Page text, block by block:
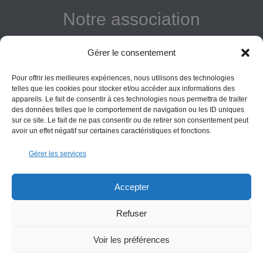
Gérer le consentement
Pour offrir les meilleures expériences, nous utilisons des technologies
telles que les cookies pour stocker et/ou accéder aux informations des
appareils. Le fait de consentir à ces technologies nous permettra de traiter
des données telles que le comportement de navigation ou les ID uniques
sur ce site. Le fait de ne pas consentir ou de retirer son consentement peut
avoir un effet négatif sur certaines caractéristiques et fonctions.
Gérer les services
Accepter
Refuser
Voir les préférences
Notre association
Donner
Vos obligations
informations données sur ce site le sont à titre indicatif et la
ne saurait être engagée. Il appartient au visiteur de suivre
Contact